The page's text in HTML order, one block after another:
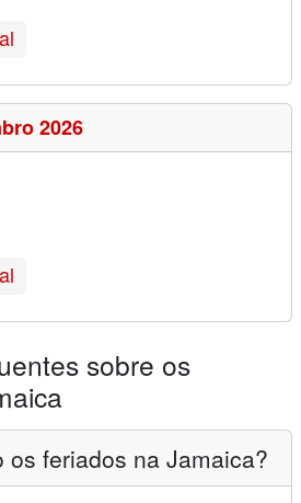
2026
sobre os
os feriados na Jamaica?